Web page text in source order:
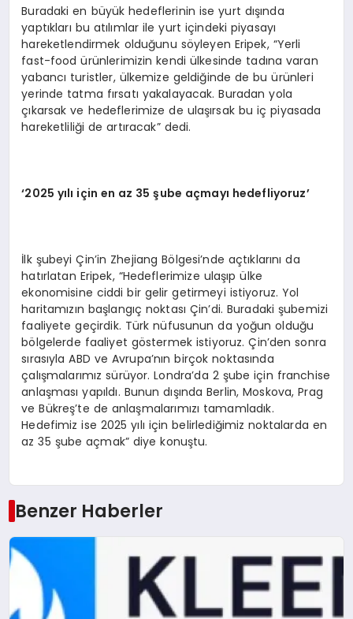
Buradaki en büyük hedeflerinin ise yurt dışında
yaptıkları bu atılımlar ile yurt içindeki piyasayı
hareketlendirmek olduğunu söyleyen Eripek, “Yerli
fast-food ürünlerimizin kendi ülkesinde tadına varan
yabancı turistler, ülkemize geldiğinde de bu ürünleri
yerinde tatma fırsatı yakalayacak. Buradan yola
çıkarsak ve hedeflerimize de ulaşırsak bu iç piyasada
hareketliliği de artıracak” dedi.
‘2025 yılı için en az 35 şube açmayı hedefliyoruz’
İlk şubeyi Çin’in Zhejiang Bölgesi’nde açtıklarını da
hatırlatan Eripek, “Hedeflerimize ulaşıp ülke
ekonomisine ciddi bir gelir getirmeyi istiyoruz. Yol
haritamızın başlangıç noktası Çin’di. Buradaki şubemizi
faaliyete geçirdik. Türk nüfusunun da yoğun olduğu
bölgelerde faaliyet göstermek istiyoruz. Çin’den sonra
sırasıyla ABD ve Avrupa’nın birçok noktasında
çalışmalarımız sürüyor. Londra’da 2 şube için franchise
anlaşması yapıldı. Bunun dışında Berlin, Moskova, Prag
ve Bükreş’te de anlaşmalarımızı tamamladık.
Hedefimiz ise 2025 yılı için belirlediğimiz noktalarda en
az 35 şube açmak” diye konuştu.
Benzer Haberler